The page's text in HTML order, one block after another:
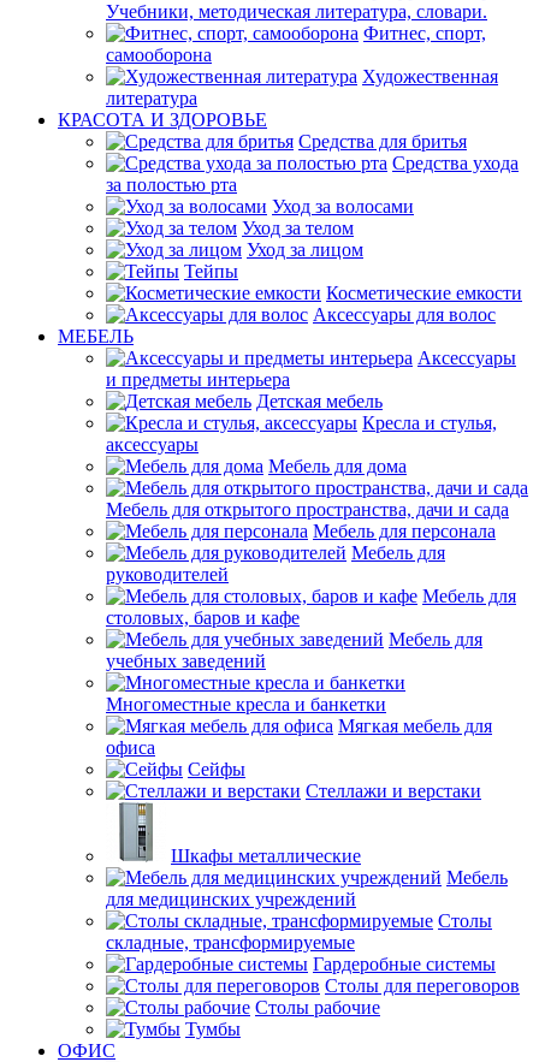
Учебники, методическая литература, словари.
Фитнес, спорт,
самооборона
Художественная
литература
КРАСОТА И ЗДОРОВЬЕ
Средства для бритья
Средства ухода
за полостью рта
Уход за волосами
Уход за телом
Уход за лицом
Тейпы
Косметические емкости
Аксессуары для волос
МЕБЕЛЬ
Аксессуары
и предметы интерьера
Детская мебель
Кресла и стулья,
аксессуары
Мебель для дома
Мебель для открытого пространства, дачи и сада
Мебель для персонала
Мебель для
руководителей
Мебель для
столовых, баров и кафе
Мебель для
учебных заведений
Многоместные кресла и банкетки
Мягкая мебель для
офиса
Сейфы
Стеллажи и верстаки
Шкафы металлические
Мебель
для медицинских учреждений
Столы
складные, трансформируемые
Гардеробные системы
Столы для переговоров
Столы рабочие
Тумбы
ОФИС